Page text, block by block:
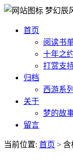
梦幻辰
首页
阅读书
十年之
打赏支
归档
西游系列
关于
梦的故
留言
当前位置: 首页 > 含